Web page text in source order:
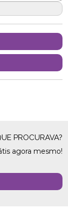
PROCURAVA?
agora mesmo!